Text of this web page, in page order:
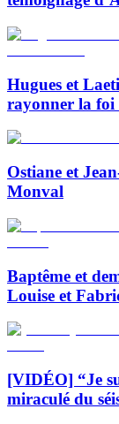
Hugues et
rayonner la foi
Ostiane et
Monval
Baptême et
Louise et
[VIDÉO] “Je
miraculé du